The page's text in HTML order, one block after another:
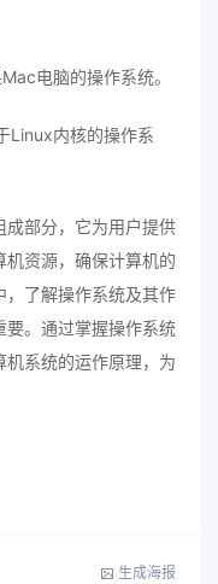
电脑的操作系统。
Linux内核的操作系
成部分，它为用户提供
资源，确保计算机的
，了解操作系统及其作
要。通过掌握操作系统
系统的运作原理，为
生成海报